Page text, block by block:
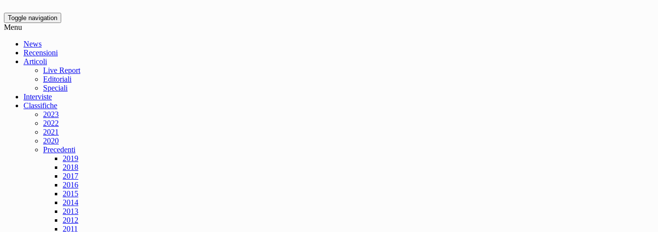
Toggle navigation
Menu
News
Recensioni
Articoli
Live Report
Editoriali
Speciali
Interviste
Classifiche
2023
2022
2021
2020
Precedenti
2019
2018
2017
2016
2015
2014
2013
2012
2011